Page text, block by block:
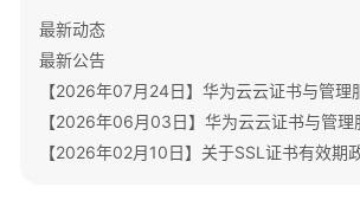
实
践
API
参
考
最新动态
最新公告